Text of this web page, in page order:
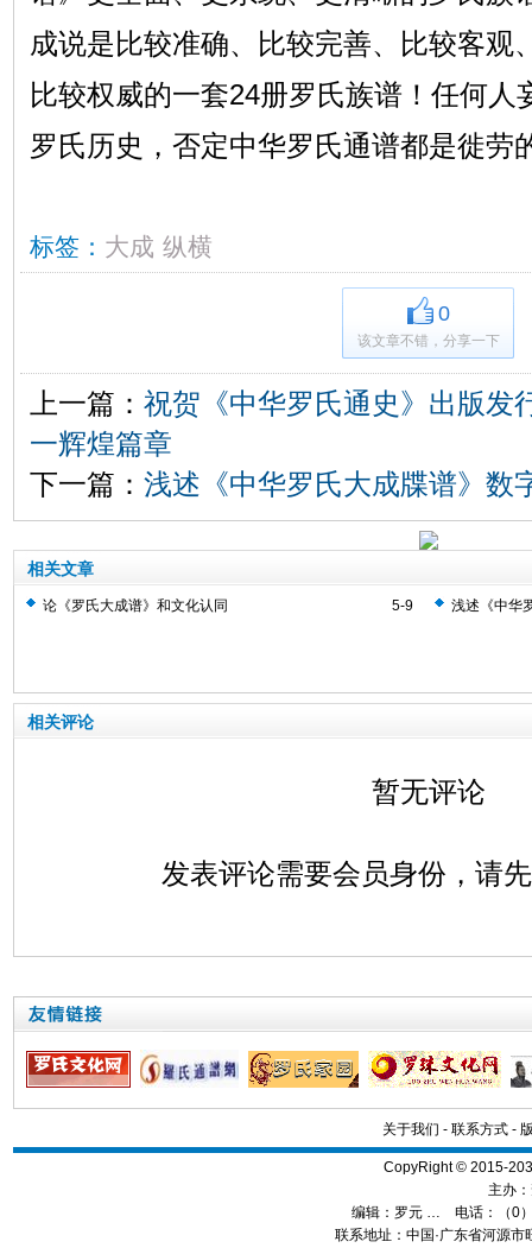
成说是比较准确、比较完善、比较客观
比较权威的一套24册罗氏族谱！任何人
罗氏历史，否定中华罗氏通谱都是徙劳
标签： 大成 纵横
0
该文章不错，分享一下
上一篇： 祝贺《中华罗氏通史》出版发
一辉煌篇章
下一篇： 浅述《中华罗氏大成牒谱》数
相关文章
5-9
论《罗氏大成谱》和文化认同 浅述《中华
相关评论
暂无评论
发表评论需要会员身份，请
关于我们 - 联系方式-
CopyRight © 2015-
主办：
编辑： 罗元 … 电话：（0
联系地址：中国·广东省河源